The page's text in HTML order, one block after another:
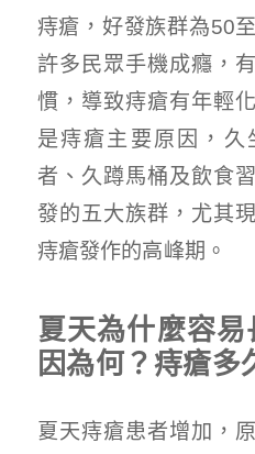
痔瘡，好發族群為50
許多民眾手機成癮，
慣，導致痔瘡有年輕
是痔瘡主要原因，
者、久蹲馬桶及飲食
發的五大族群，尤其
痔瘡發作的高峰期。
夏天為什麼容
因為何？痔瘡多
夏天痔瘡患者增加，